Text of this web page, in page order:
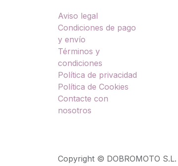
Aviso legal
Condiciones de pago
y envío
Términos y
condiciones
Política de privacidad
Política de Cookies
Contacte con
nosotros
Copyright © DOBROMOTO S.L.